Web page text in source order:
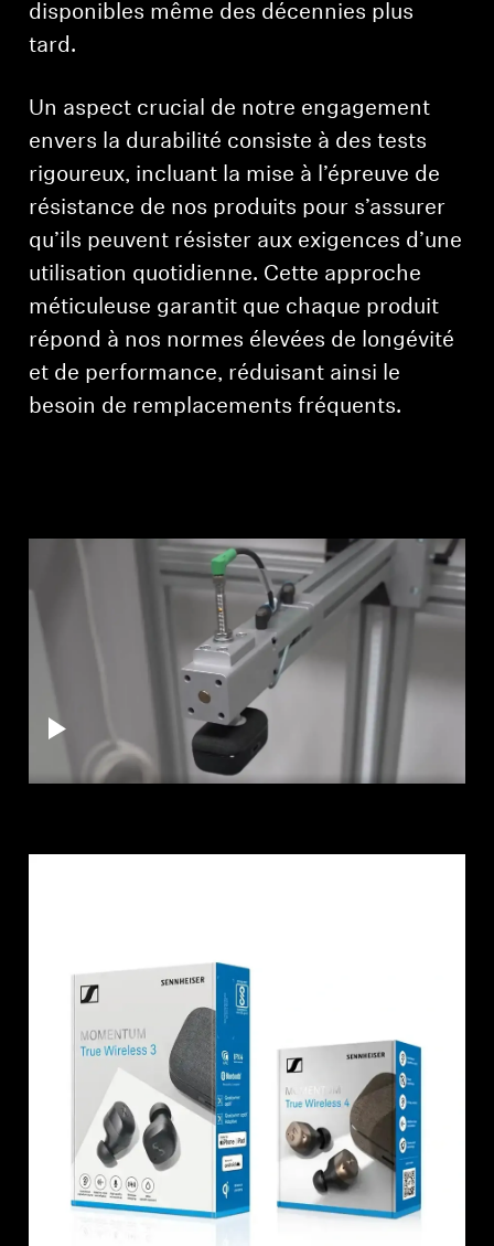
disponibles même des décennies plus
tard.
Un aspect crucial de notre engagement
envers la durabilité consiste à des tests
rigoureux, incluant la mise à l’épreuve de
résistance de nos produits pour s’assurer
qu’ils peuvent résister aux exigences d’une
utilisation quotidienne. Cette approche
méticuleuse garantit que chaque produit
répond à nos normes élevées de longévité
et de performance, réduisant ainsi le
besoin de remplacements fréquents.